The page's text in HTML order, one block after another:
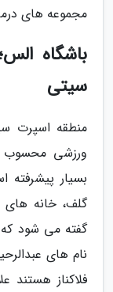
مجموعه های
باشگاه
سیتی
منطقه اسپرت
ورزشی محسوب
بسیار
گلف، خانه های
گفته می شود
نام های
فلاکناز هستند